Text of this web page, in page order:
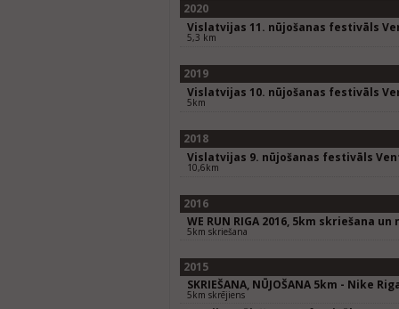
2020
Vislatvijas 11. nūjošanas festivāls
5,3 km
2019
Vislatvijas 10. nūjošanas festivāls
5km
2018
Vislatvijas 9. nūjošanas festivāls
10,6km
2016
WE RUN RIGA 2016, 5km skriešana un
5km skriešana
2015
SKRIEŠANA, NŪJOŠANA 5km - Nike
5km skrējiens